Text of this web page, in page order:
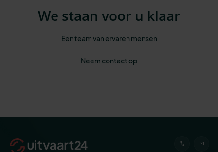
We staan voor u klaar
Een team van ervaren mensen
Neem contact op